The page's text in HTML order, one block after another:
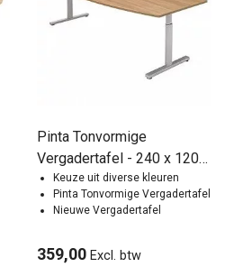
Pinta Tonvormige
Vergadertafel - 240 x 120
cmKeuze uit diverse kleuren
Pinta Tonvormige Vergadertafel
Nieuwe Vergadertafel
359,00 Excl. btw